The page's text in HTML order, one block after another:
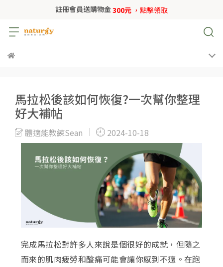
註冊會員送購物金300元 ，點擊領取
馬拉松後該如何恢復?一次幫你整理
好大補帖
體適能教練Sean 2024-10-18
完成馬拉松對許多人來說是個很好的成就，但隨之
而來的肌肉疲勞和酸痛可能會讓你感到不適。在跑